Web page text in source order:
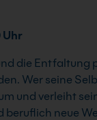
Uhr
die Entfaltung
Wer seine
und verleiht
neue